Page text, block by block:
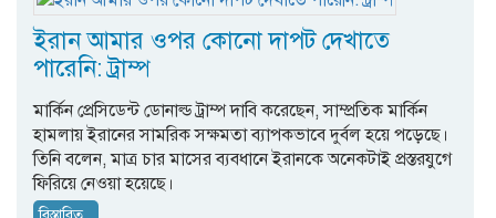
ইরান আমার ওপর কোনো দাপট দেখাতে
পারেনি: ট্রাম্প
মার্কিন প্রেসিডেন্ট ডোনাল্ড ট্রাম্প দাবি করেছেন, সাম্প্রতিক মার্কিন
হামলায় ইরানের সামরিক সক্ষমতা ব্যাপকভাবে দুর্বল হয়ে পড়েছে।
তিনি বলেন, মাত্র চার মাসের ব্যবধানে ইরানকে অনেকটাই প্রস্তরযুগে
ফিরিয়ে নেওয়া হয়েছে।